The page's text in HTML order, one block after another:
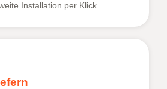
Installation per Klick